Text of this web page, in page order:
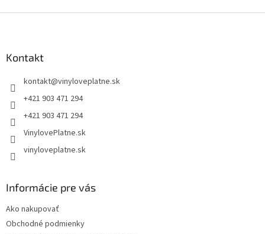
Kontakt
kontakt@vinyloveplatne.sk
+421 903 471 294
+421 903 471 294
VinylovePlatne.sk
vinyloveplatne.sk
Informácie pre vás
Ako nakupovať
Obchodné podmienky